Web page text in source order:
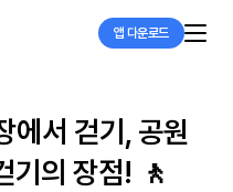
앱 다운로드
에서 걷기, 공원
기의 장점! 🚶